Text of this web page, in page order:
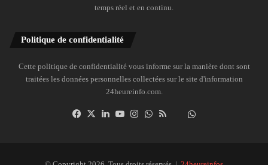
temps réel et en continu.
Politique de confidentialité
Cette politique de confidentialité vous informe sur la manière dont sont
traitées les données personnelles collectées sur le site d'information
24heureinfo.com.
Facebook
X LinkedinYouTubeInstagramWhatsAppDailymotion